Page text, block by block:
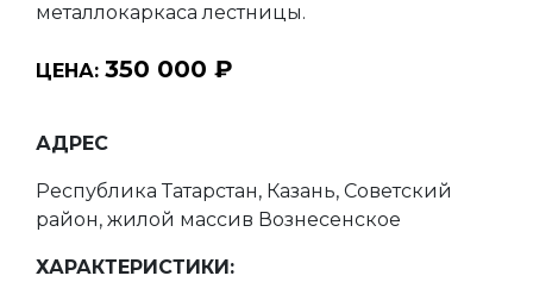
металлокаpкаca лестницы.
ЦЕНА: 350 000 ₽
АДРЕС
Республика Татарстан, Казань, Советский
район, жилой массив Вознесенское
ХАРАКТЕРИСТИКИ: